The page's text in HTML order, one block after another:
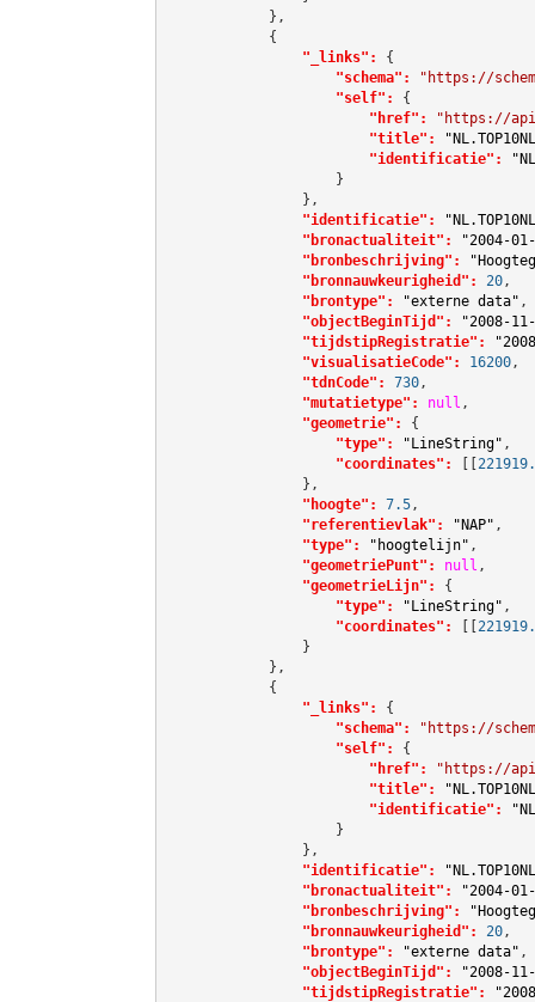
            },
            {
"_links":
{
"schema":
"https://
"self":
{
"href":
"https://
"title":
"identificatie":
                    }
                },
"identificatie":
"bronactualiteit":
"2004-
"bronbeschrijving":
"bronnauwkeurigheid":
20,
"brontype":
"externe data" ,
"objectBeginTijd":
"2008-
"tijdstipRegistratie":
"visualisatieCode":
16200,
"tdnCode":
730,
"mutatietype":
null ,
"geometrie":
{
"type":
"LineString" ,
"coordinates":
[[
                },
"hoogte":
7.5,
"referentievlak":
"NAP" ,
"type":
"hoogtelijn" ,
"geometriePunt":
null ,
"geometrieLijn":
{
"type":
"LineString" ,
"coordinates":
[[
                }
            },
            {
"_links":
{
"schema":
"https://
"self":
{
"href":
"https://
"title":
"identificatie":
                    }
                },
"identificatie":
"bronactualiteit":
"2004-
"bronbeschrijving":
"bronnauwkeurigheid":
20,
"brontype":
"externe data" ,
"objectBeginTijd":
"2008-
"tijdstipRegistratie":